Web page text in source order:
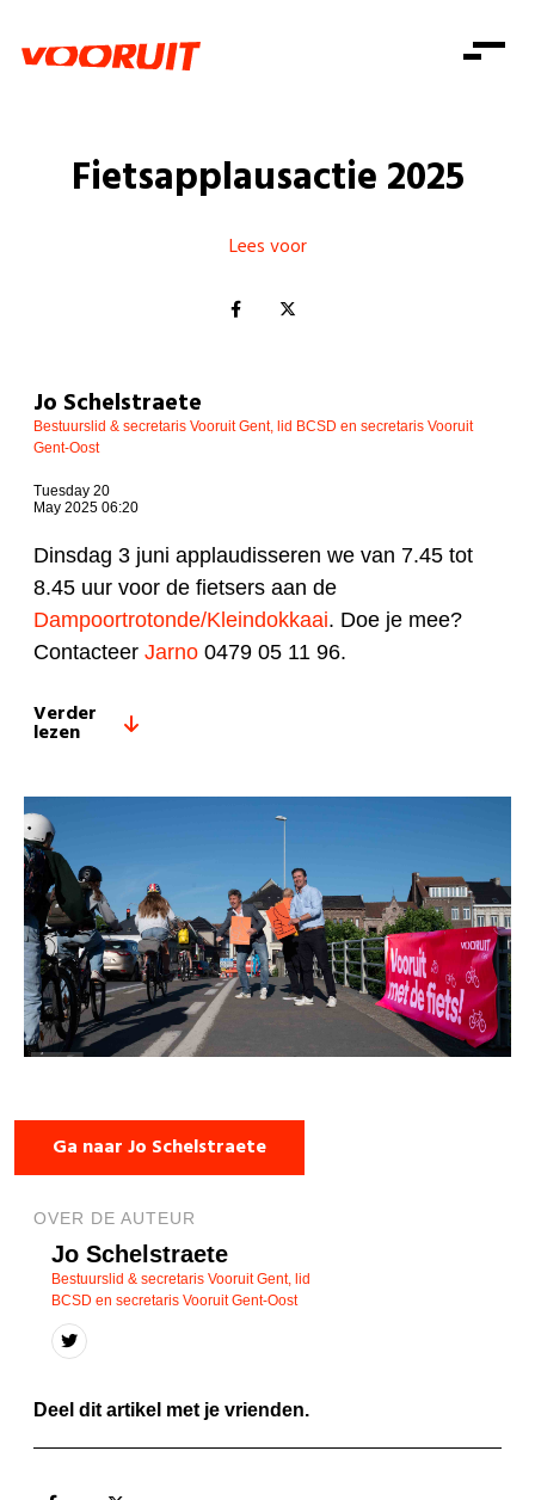
Zorg
Gelijke kansen
Kinderen en jongeren
Onze mensen
Standpunten
Doe mee
Doe mee
Mis niets
Login
Login
Fietsapplausactie 2025
Lees voor
Jo Schelstraete
Bestuurslid & secretaris Vooruit Gent, lid BCSD en secretaris Vooruit
Gent-Oost
Tuesday 20
May 2025 06:20
Dinsdag 3 juni applaudisseren we van 7.45 tot
8.45 uur voor de fietsers aan de
Dampoortrotonde/Kleindokkaai. Doe je mee?
Contacteer Jarno 0479 05 11 96.
Verder
lezen
Ga naar Jo Schelstraete
OVER DE AUTEUR
Jo Schelstraete
Bestuurslid & secretaris Vooruit Gent, lid
BCSD en secretaris Vooruit Gent-Oost
Deel dit artikel met je vrienden.